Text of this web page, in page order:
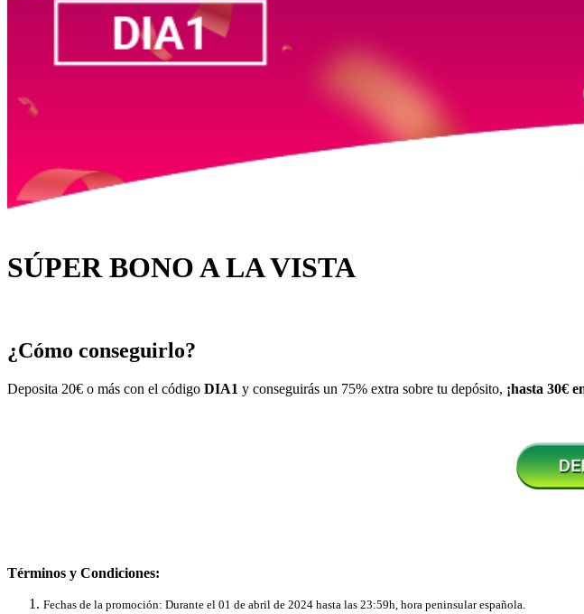
SÚPER BONO A LA VISTA
¿Cómo conseguirlo?
Deposita 20€ o más con el código DIA1 y conseguirás un 75% extra sobre tu depósito, ¡hasta 30€
Términos y Condiciones:
Fechas de la promoción: Durante el 01 de abril de 2024 hasta las 23:59h, hora peninsular española.